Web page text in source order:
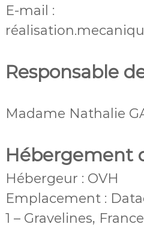
E-mail :
Responsable
Madame Nathalie
Hébergement
Hébergeur : OVH
Emplacement :
1 – Gravelines, France